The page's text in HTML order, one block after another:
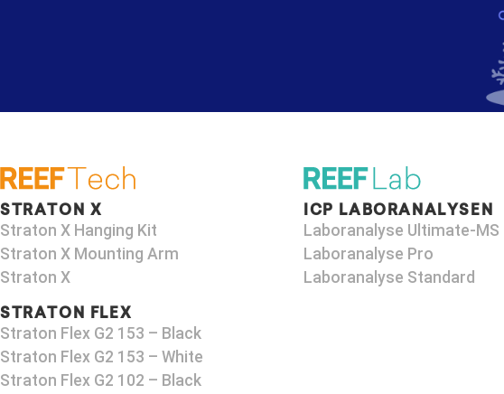
STRATON X
Straton X Hanging Kit
Straton X Mounting Arm​
Straton X
STRATON FLEX
Straton Flex G2 153 – Black​
Straton Flex G2 153 – White
Straton Flex G2 102 – Black
ICP LABORANALYSEN
Laboranalyse Ultimate-MS
Laboranalyse Pro
Laboranalyse Standard